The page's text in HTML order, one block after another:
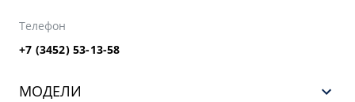
Телефон
+7 (3452) 53-13-58
МОДЕЛИ